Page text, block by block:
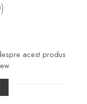
acest produs